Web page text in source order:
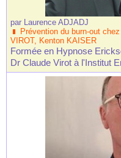
par Laurence ADJADJ
Prévention du burn-out
VIROT, Kenton KAISER
Formée en Hypnose
Dr Claude Virot à l'Institut